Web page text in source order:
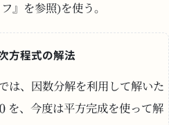
』を参照)を使う。
方程式の解法
は、因数分解を利用して解いた
を、今度は平方完成を使って解